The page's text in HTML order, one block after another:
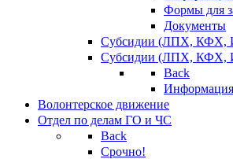
Формы для
Документы
Субсидии (ЛПХ, КФХ,
Субсидии (ЛПХ, КФХ,
Back
Информация
Волонтерское движение
Отдел по делам ГО и ЧС
Back
Срочно!